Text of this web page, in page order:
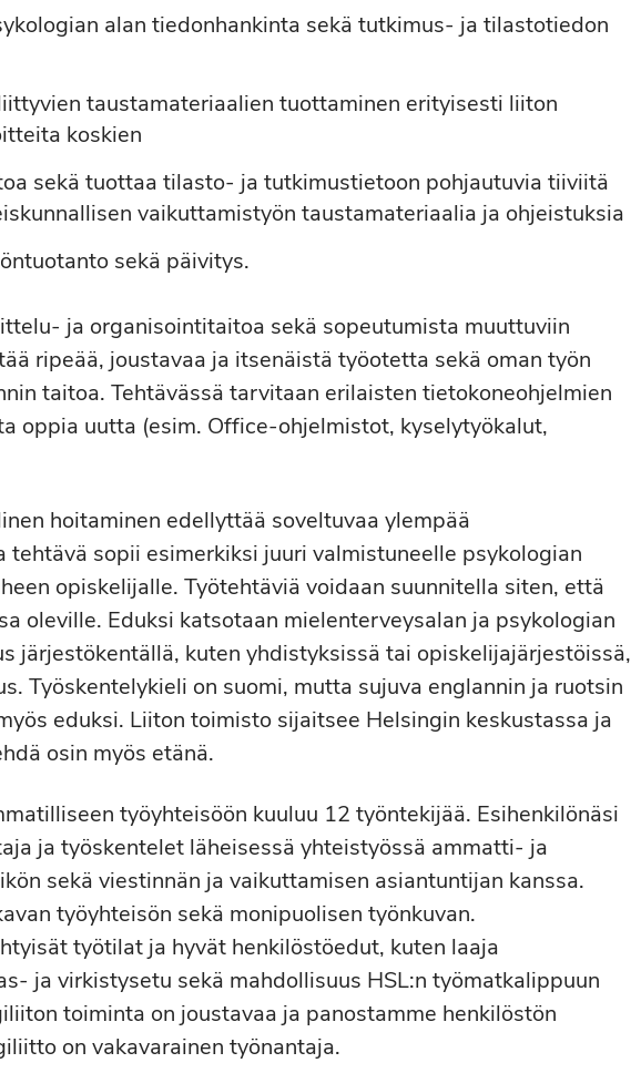
alan tiedonhankinta sekä tutkimus- ja tilastotiedon
taustamateriaalien tuottaminen erityisesti liiton
koskien
sekä tuottaa tilasto- ja tutkimustietoon pohjautuvia tiiviitä
vaikuttamistyön taustamateriaalia ja ohjeistuksia
sekä päivitys.
ja organisointitaitoa sekä sopeutumista muuttuviin
ripeää, joustavaa ja itsenäistä työotetta sekä oman työn
taitoa. Tehtävässä tarvitaan erilaisten tietokoneohjelmien
oppia uutta (esim. Office-ohjelmistot, kyselytyökalut,
hoitaminen edellyttää soveltuvaa ylempää
tehtävä sopii esimerkiksi juuri valmistuneelle psykologian
opiskelijalle. Työtehtäviä voidaan suunnitella siten, että
oleville. Eduksi katsotaan mielenterveysalan ja psykologian
järjestökentällä, kuten yhdistyksissä tai opiskelijajärjestöissä,
Työskentelykieli on suomi, mutta sujuva englannin ja ruotsin
eduksi. Liiton toimisto sijaitsee Helsingin keskustassa ja
osin myös etänä.
työyhteisöön kuuluu 12 työntekijää. Esihenkilönäsi
ja työskentelet läheisessä yhteistyössä ammatti- ja
sekä viestinnän ja vaikuttamisen asiantuntijan kanssa.
työyhteisön sekä monipuolisen työnkuvan.
työtilat ja hyvät henkilöstöedut, kuten laaja
ja virkistysetu sekä mahdollisuus HSL:n työmatkalippuun
toiminta on joustavaa ja panostamme henkilöstön
on vakavarainen työnantaja.